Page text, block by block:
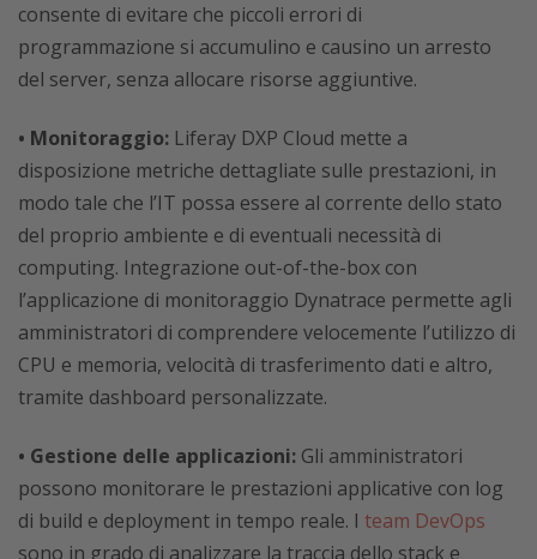
consente di evitare che piccoli errori di
programmazione si accumulino e causino un arresto
del server, senza allocare risorse aggiuntive.
• Monitoraggio: Liferay DXP Cloud mette a
disposizione metriche dettagliate sulle prestazioni, in
modo tale che l’IT possa essere al corrente dello stato
del proprio ambiente e di eventuali necessità di
computing. Integrazione out-of-the-box con
l’applicazione di monitoraggio Dynatrace permette agli
amministratori di comprendere velocemente l’utilizzo di
CPU e memoria, velocità di trasferimento dati e altro,
tramite dashboard personalizzate.
• Gestione delle applicazioni: Gli amministratori
possono monitorare le prestazioni applicative con log
di build e deployment in tempo reale. I team DevOps
sono in grado di analizzare la traccia dello stack e